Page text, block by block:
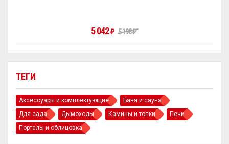
ТЕГИ
Аксессуары и комплектующие
Баня и сауна
Для сада
Дымоходы Камины и топки
Печи
Порталы и облицовка
5 042₽ 5 198₽